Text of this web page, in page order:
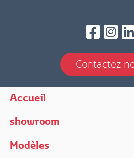
Nous répondons généralement dans un
Contactez-
Accueil
showroom
Modèles